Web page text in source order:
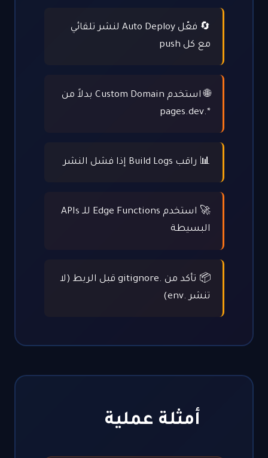
🔄 فعّل Auto Deploy لنشر تلقائي
🌐 استخدم Custom Domain بدلاً من
🚀 استخدم Edge Functions للـ APIs
📦 تأكد من .gitignore قبل الربط (لا
أمثلة عملية